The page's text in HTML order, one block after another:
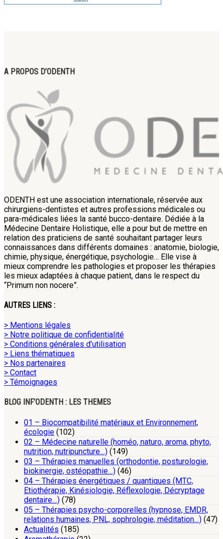
A PROPOS D’ODENTH
ODENTH est une association internationale, réservée aux
chirurgiens-dentistes et autres professions médicales ou
para-médicales liées la santé bucco-dentaire. Dédiée à la
Médecine Dentaire Holistique, elle a pour but de mettre en
relation des praticiens de santé souhaitant partager leurs
connaissances dans différents domaines : anatomie, biologie,
chimie, physique, énergétique, psychologie… Elle vise à
mieux comprendre les pathologies et proposer les thérapies
les mieux adaptées à chaque patient, dans le respect du
“Primum non nocere”.
AUTRES LIENS :
> Mentions légales
> Notre politique de confidentialité
> Conditions générales d’utilisation
> Liens thématiques
> Nos partenaires
> Contact
> Témoignages
BLOG INF’ODENTH : LES THEMES
01 – Biocompatibilité matériaux et Environnement,
écologie (102)
02 – Médecine naturelle (homéo, naturo, aroma, phyto,
nutrition, nutripuncture…) (149)
03 – Thérapies manuelles (orthodontie, posturologie,
biokinergie, ostéopathie…) (46)
04 – Thérapies énergétiques / quantiques (MTC,
Etiothérapie, Kinésiologie, Réflexologie, Décryptage
dentaire…) (78)
05 – Thérapies psycho-corporelles (hypnose, EMDR,
relations humaines, PNL, sophrologie, méditation…) (47)
Actualités (185)